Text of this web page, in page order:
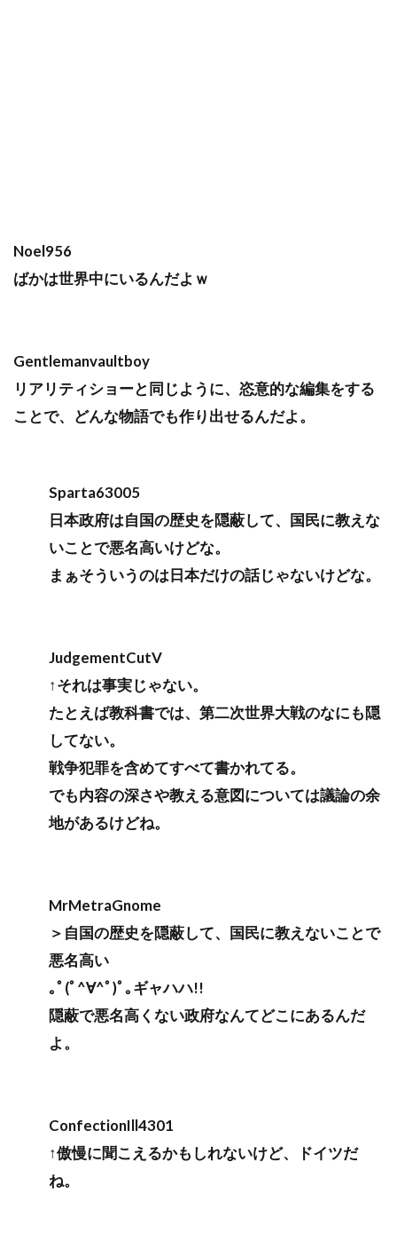
Noel956
ばかは世界中にいるんだよｗ
Gentlemanvaultboy
リアリティショーと同じように、恣意的な編集をする
ことで、どんな物語でも作り出せるんだよ。
Sparta63005
日本政府は自国の歴史を隠蔽して、国民に教えな
いことで悪名高いけどな。
まぁそういうのは日本だけの話じゃないけどな。
JudgementCutV
↑それは事実じゃない。
たとえば教科書では、第二次世界大戦のなにも隠
してない。
戦争犯罪を含めてすべて書かれてる。
でも内容の深さや教える意図については議論の余
地があるけどね。
MrMetraGnome
＞自国の歴史を隠蔽して、国民に教えないことで
悪名高い
｡ﾟ(ﾟ^∀^ﾟ)ﾟ｡ギャハハ!!
隠蔽で悪名高くない政府なんてどこにあるんだ
よ。
ConfectionIll4301
↑傲慢に聞こえるかもしれないけど、ドイツだ
ね。